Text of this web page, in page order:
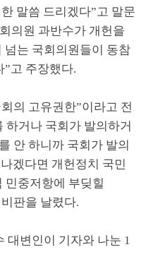
말씀 드리겠다”고 말문
의원 과반수가 개헌을
넘는 국회의원들이 동참
”고 주장했다.
의 고유권한”이라고 전
하거나 국회가 발의하거
안 하니까 국회가 발의
겠다면 개헌정치 국민
민중저항에 부딪힐
판을 날렸다.
대변인이 기자와 나눈 1